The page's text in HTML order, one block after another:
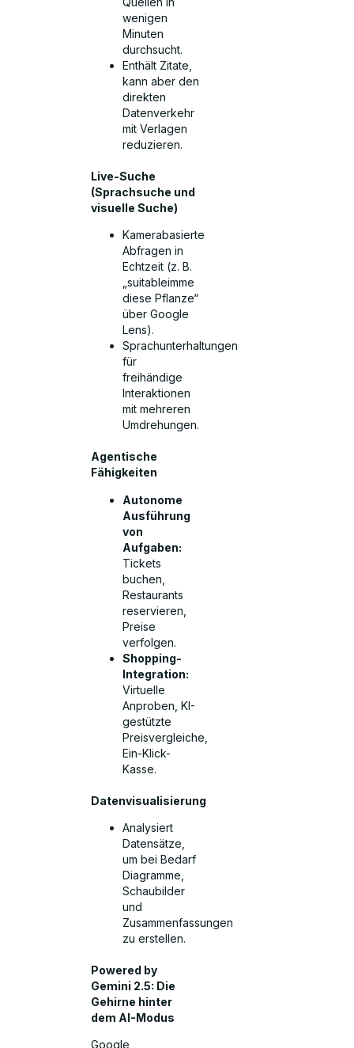
wenigen
Minuten
durchsucht.
Enthält Zitate,
kann aber den
direkten
Datenverkehr
mit Verlagen
reduzieren.
Live-Suche
(Sprachsuche und
visuelle Suche)
Kamerabasierte
Abfragen in
Echtzeit (z. B.
„suitableimme
diese Pflanze“
über Google
Lens).
Sprachunterhaltungen
für
freihändige
Interaktionen
mit mehreren
Umdrehungen.
Agentische
Fähigkeiten
Autonome
Ausführung
von
Aufgaben:
Tickets
buchen,
Restaurants
reservieren,
Preise
verfolgen.
Shopping-
Integration:
Virtuelle
Anproben, KI-
gestützte
Preisvergleiche,
Ein-Klick-
Kasse.
Datenvisualisierung
Analysiert
Datensätze,
um bei Bedarf
Diagramme,
Schaubilder
und
Zusammenfassungen
zu erstellen.
Powered by
Gemini 2.5: Die
Gehirne hinter
dem AI-Modus
Google